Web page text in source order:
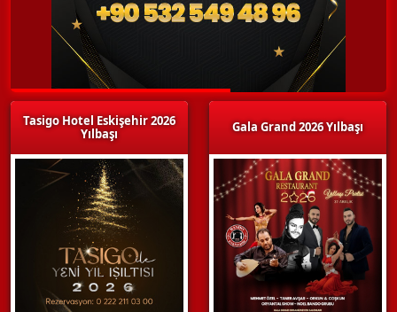
Tasigo Hotel Eskişehir 2026
Yılbaşı
Gala Grand 2026 Yılbaşı